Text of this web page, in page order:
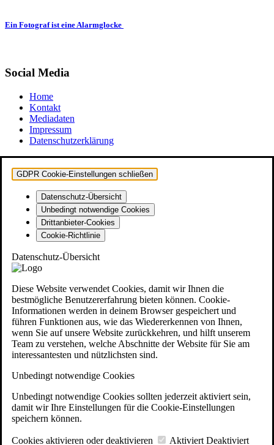
Ein Fotograf ist eine Alarmglocke
Social Media
Home
Kontakt
Mediadaten
Impressum
Datenschutzerklärung
GDPR Cookie-Einstellungen schließen
Datenschutz-Übersicht
Unbedingt notwendige Cookies
Drittanbieter-Cookies
Cookie-Richtlinie
Datenschutz-Übersicht
Diese Website verwendet Cookies, damit wir Ihnen die
bestmögliche Benutzererfahrung bieten können. Cookie-
Informationen werden in deinem Browser gespeichert und
führen Funktionen aus, wie das Wiedererkennen von Ihnen,
wenn Sie auf unsere Website zurückkehren, und hilft unserem
Team zu verstehen, welche Abschnitte der Website für Sie am
interessantesten und nützlichsten sind.
Unbedingt notwendige Cookies
Unbedingt notwendige Cookies sollten jederzeit aktiviert sein,
damit wir Ihre Einstellungen für die Cookie-Einstellungen
speichern können.
Cookies aktivieren oder deaktivieren Aktiviert Deaktiviert